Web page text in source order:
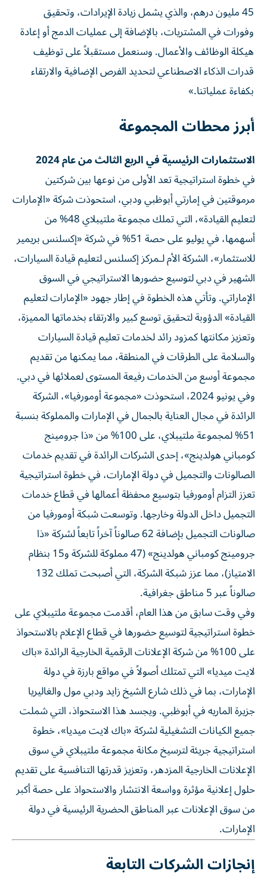
45 مليون درهم، والذي يشمل زيادة الإيرادات، وتحقيق
وفورات في المشتريات، بالإضافة إلى عمليات الدمج أو إعادة
هيكلة الوظائف والأعمال. وسنعمل مستقبلاً على توظيف
قدرات الذكاء الاصطناعي لتحديد الفرص الإضافية والارتقاء
بكفاءة عملياتنا.»
أبرز محطات المجموعة
الاستثمارات الرئيسية في الربع الثالث من عام 2024
في خطوة استراتيجية تعد الأولى من نوعها بين شركتين
مرموقتين في إمارتي أبوظبي ودبي، استحوذت شركة «الإمارات
لتعليم القيادة»، التي تملك مجموعة ملتيبلاي 48% من
أسهمها، في يوليو على حصة 51% في شركة «إكسلنس بريمير
للاستثمار»، الشركة الأم لـمركز إكسلنس لتعليم قيادة السيارات،
الشهير في دبي لتوسيع حضورها الاستراتيجي في السوق
الإماراتي. وتأتي هذه الخطوة في إطار جهود «الإمارات لتعليم
القيادة» الدؤوبة لتحقيق توسع كبير والارتقاء بخدماتها المميزة،
وتعزيز مكانتها كمزود رائد لخدمات تعليم قيادة السيارات
والسلامة على الطرقات في المنطقة، مما يمكنها من تقديم
مجموعة أوسع من الخدمات رفيعة المستوى لعملائها في دبي.
وفي يونيو 2024، استحوذت «مجموعة أومورفيا»، الشركة
الرائدة في مجال العناية بالجمال في الإمارات والمملوكة بنسبة
51% لمجموعة ملتيبلاي، على 100% من «ذا جرومينج
كومباني هولدينج»، إحدى الشركات الرائدة في تقديم خدمات
الصالونات والتجميل في دولة الإمارات، في خطوة استراتيجية
تعزز التزام أومورفيا بتوسيع محفظة أعمالها في قطاع خدمات
التجميل داخل الدولة وخارجها. وتوسعت شبكة أومورفيا من
صالونات التجميل بإضافة 62 صالوناً آخراً تابعاً لشركة «ذا
جرومينج كومباني هولدينج» (47 مملوكة للشركة و15 بنظام
الامتياز)، مما عزز شبكة الشركة، التي أصبحت تملك 132
صالوناً عبر 5 مناطق جغرافية.
وفي وقت سابق من هذا العام، أقدمت مجموعة ملتيبلاي على
خطوة استراتيجية لتوسيع حضورها في قطاع الإعلام بالاستحواذ
على 100% من شركة الإعلانات الرقمية الخارجية الرائدة «باك
لايت ميديا» التي تمتلك أصولاً في مواقع بارزة في دولة
الإمارات، بما في ذلك شارع الشيخ زايد ودبي مول والغاليريا
جزيرة الماريه في أبوظبي. ويجسد هذا الاستحواذ، التي شملت
جميع الكيانات التشغيلية لشركة «باك لايت ميديا»، خطوة
استراتيجية جريئة لترسيخ مكانة مجموعة ملتيبلاي في سوق
الإعلانات الخارجية المزدهر، وتعزيز قدرتها التنافسية على تقديم
حلول إعلانية مؤثرة وواسعة الانتشار والاستحواذ على حصة أكبر
من سوق الإعلانات عبر المناطق الحضرية الرئيسية في دولة
الإمارات.
إنجازات الشركات التابعة